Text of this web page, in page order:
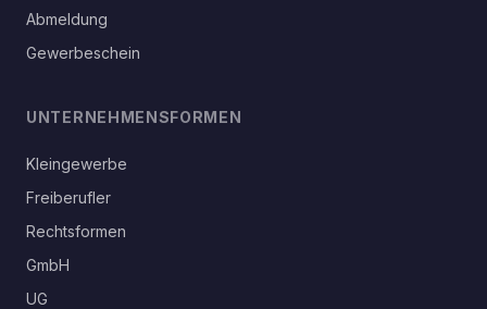
Abmeldung
Gewerbeschein
UNTERNEHMENSFORMEN
Kleingewerbe
Freiberufler
Rechtsformen
GmbH
UG